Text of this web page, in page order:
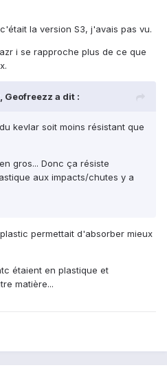
la version S3, j'avais pas vu.
i se rapproche plus de ce que
Geofreezz a dit :
kevlar soit moins résistant que
gros... Donc ça résiste
aux impacts/chutes y a
permettait d'absorber mieux
étaient en plastique et
matière...